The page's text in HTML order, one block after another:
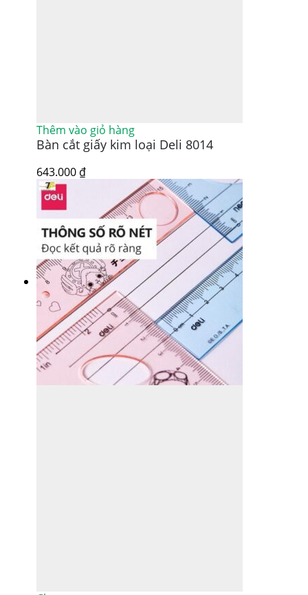
Thêm vào giỏ hàng
Bàn cắt giấy kim loại Deli 8014
643.000 ₫